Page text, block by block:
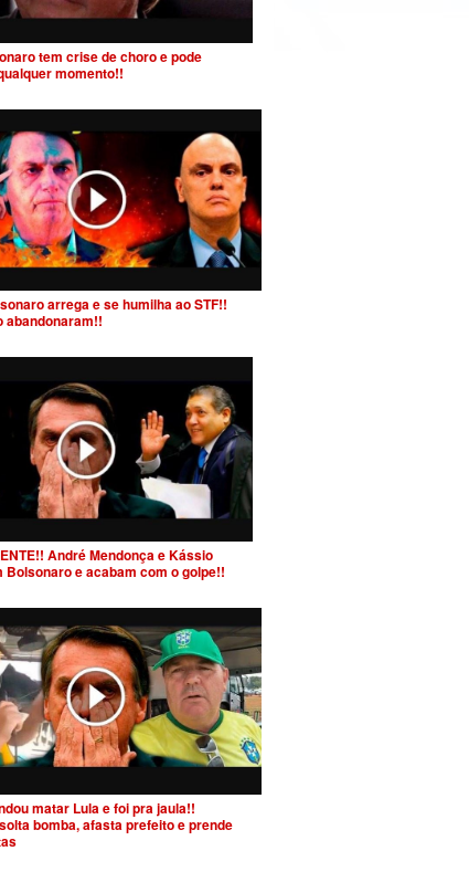
tem crise de choro e pode
momento!!
arrega e se humilha ao STF!!
abandonaram!!
André Mendonça e Kássio
Bolsonaro e acabam com o golpe!!
matar Lula e foi pra jaula!!
bomba, afasta prefeito e prende